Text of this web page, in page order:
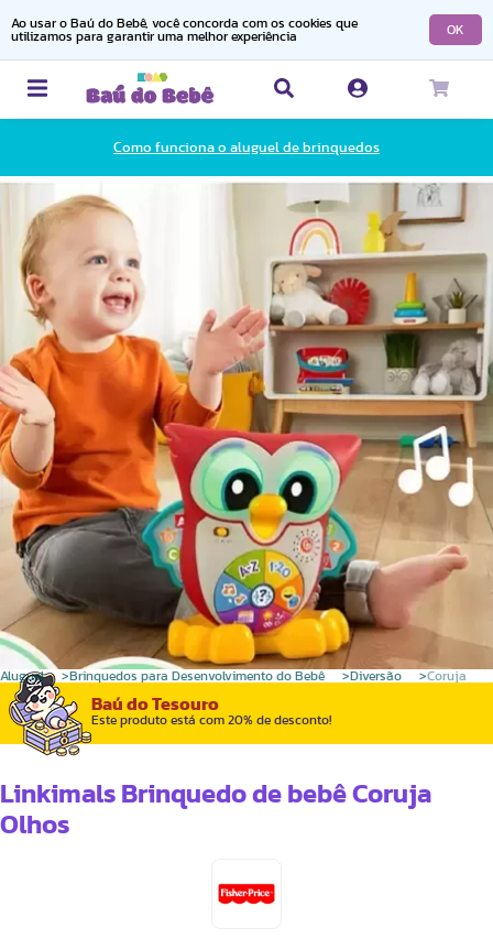
Ao usar o Baú do Bebê, você concorda com os cookies que
utilizamos para garantir uma melhor experiência
OK
Como funciona o aluguel de brinquedos
Aluguel Brinquedos para Desenvolvimento do Bebê Diversão Coruja
Baú do Tesouro
Este produto está com 20% de desconto!
Linkimals Brinquedo de bebê Coruja
Olhos